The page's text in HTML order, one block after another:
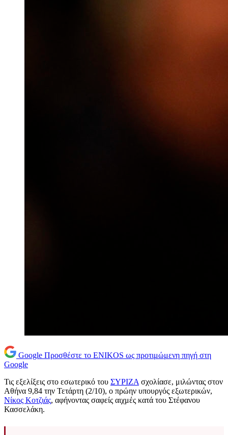
Google Προσθέστε το ENIKOS ως προτιμώμενη πηγή στη
Google
Τις εξελίξεις στο εσωτερικό του ΣΥΡΙΖΑ σχολίασε, μιλώντας στον
Αθήνα 9,84 την Τετάρτη (2/10), ο πρώην υπουργός εξωτερικών,
Νίκος Κοτζιάς, αφήνοντας σαφείς αιχμές κατά του Στέφανου
Κασσελάκη.